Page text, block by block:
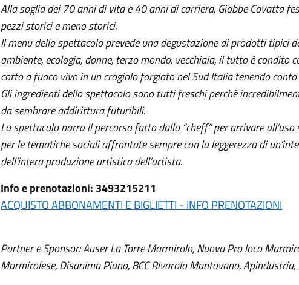
Alla soglia dei 70 anni di vita e 40 anni di carriera, Giobbe Covatta
pezzi storici e meno storici.
Il menu dello spettacolo prevede una degustazione di prodotti tipici
ambiente, ecologia, donne, terzo mondo, vecchiaia, il tutto è condito
cotto a fuoco vivo in un crogiolo forgiato nel Sud Italia tenendo conto
Gli ingredienti dello spettacolo sono tutti freschi perché
da sembrare addirittura futuribili.
Lo spettacolo narra il percorso fatto dallo “cheff” per arrivare all’uso
per le tematiche sociali affrontate sempre con la leggerezza di
dell’intera produzione artistica dell’artista.
Info e prenotazioni: 3493215211
ACQUISTO ABBONAMENTI E BIGLIETTI - INFO PRENOTAZIONI
Partner e Sponsor: Auser La Torre Marmirolo, Nuova Pro loco
Marmirolese, Disanima Piano, BCC Rivarolo Mantovano, Apindustria,